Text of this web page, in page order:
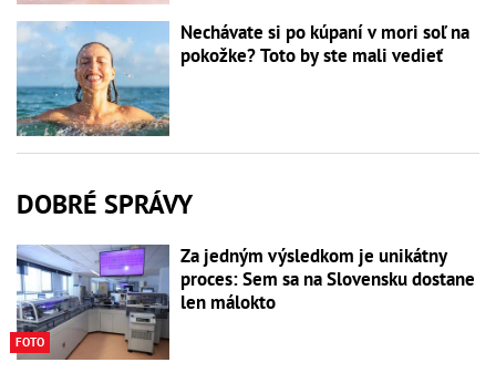
Nechávate si po kúpaní v mori soľ na
pokožke? Toto by ste mali vedieť
DOBRÉ SPRÁVY
FOTO
Za jedným výsledkom je unikátny
proces: Sem sa na Slovensku dostane
len málokto